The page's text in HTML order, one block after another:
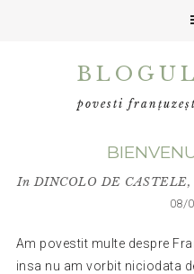
povesti
InDINCOLO DE CASTELE,
08/
Am povestit multe despre
insa nu am vorbit niciodata